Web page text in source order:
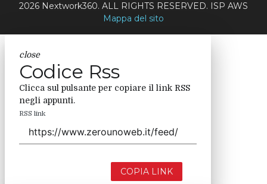
2026 Nextwork360. ALL RIGHTS RESERVED. ISP AWS
Mappa del sito
close
Codice Rss
Clicca sul pulsante per copiare il link RSS
negli appunti.
RSS link
COPIA LINK